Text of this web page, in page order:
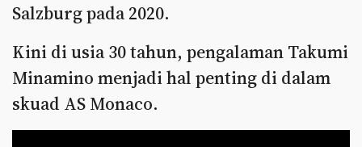
Salzburg pada 2020.
Kini di usia 30 tahun, pengalaman Takumi
Minamino menjadi hal penting di dalam
skuad AS Monaco.